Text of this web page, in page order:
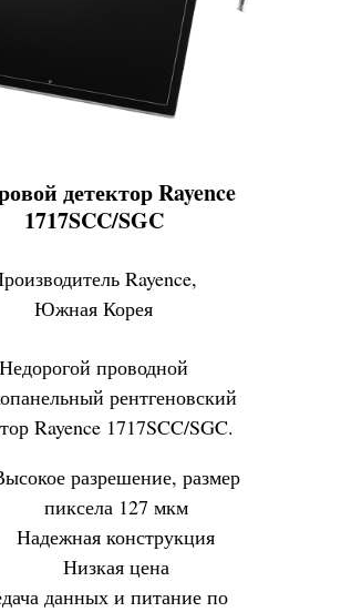
детектор Rayence
1717SCC/SGC
Rayence,
Южная Корея
Недорогой проводной
рентгеновский
Rayence 1717SCC/SGC.
разрешение, размер
пиксела 127 мкм
Надежная конструкция
Низкая цена
данных и питание по